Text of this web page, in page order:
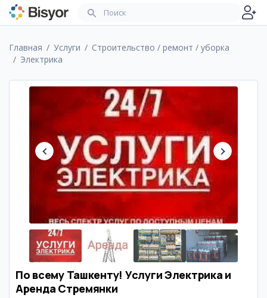
Главная Услуги
Строительство / ремонт / уборка
Электрика
По всему Ташкенту! Услуги Электрика и
Аренда Стремянки